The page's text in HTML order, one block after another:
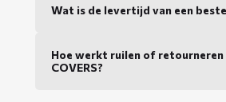
Wat is de levertijd van een
Hoe werkt ruilen of retourneren
COVERS?